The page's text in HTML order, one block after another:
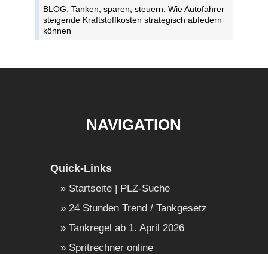
BLOG: Tanken, sparen, steuern: Wie Autofahrer
steigende Kraftstoffkosten strategisch abfedern
können
NAVIGATION
Quick-Links
Startseite | PLZ-Suche
24 Stunden Trend / Tankgesetz
Tankregel ab 1. April 2026
Spritrechner online